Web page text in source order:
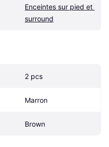
Enceintes sur pied et
surround
2 pcs
Marron
Brown